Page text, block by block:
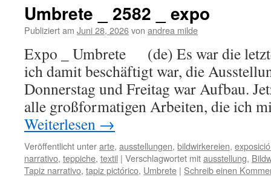
Umbrete _ 2582 _ expo
Publiziert am Juni 28, 2026von andrea milde
Expo _ Umbrete (de) Es war die
ich damit beschäftigt war, die
Donnerstag und Freitag war Aufbau.
alle großformatigen Arbeiten, die ich
Weiterlesen →
Veröffentlicht unterarte, ausstellungen, bildwirkereien,
narrativo, teppiche, textil | Verschlagwortet mitausstellung,
Tapiz narrativo, tapiz pictórico, Umbrete | Schreib einen